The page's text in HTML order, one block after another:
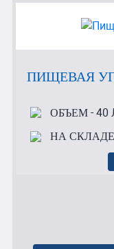
ПИЩЕВАЯ
ОБЪЕМ- 40
НА СКЛАДЕ